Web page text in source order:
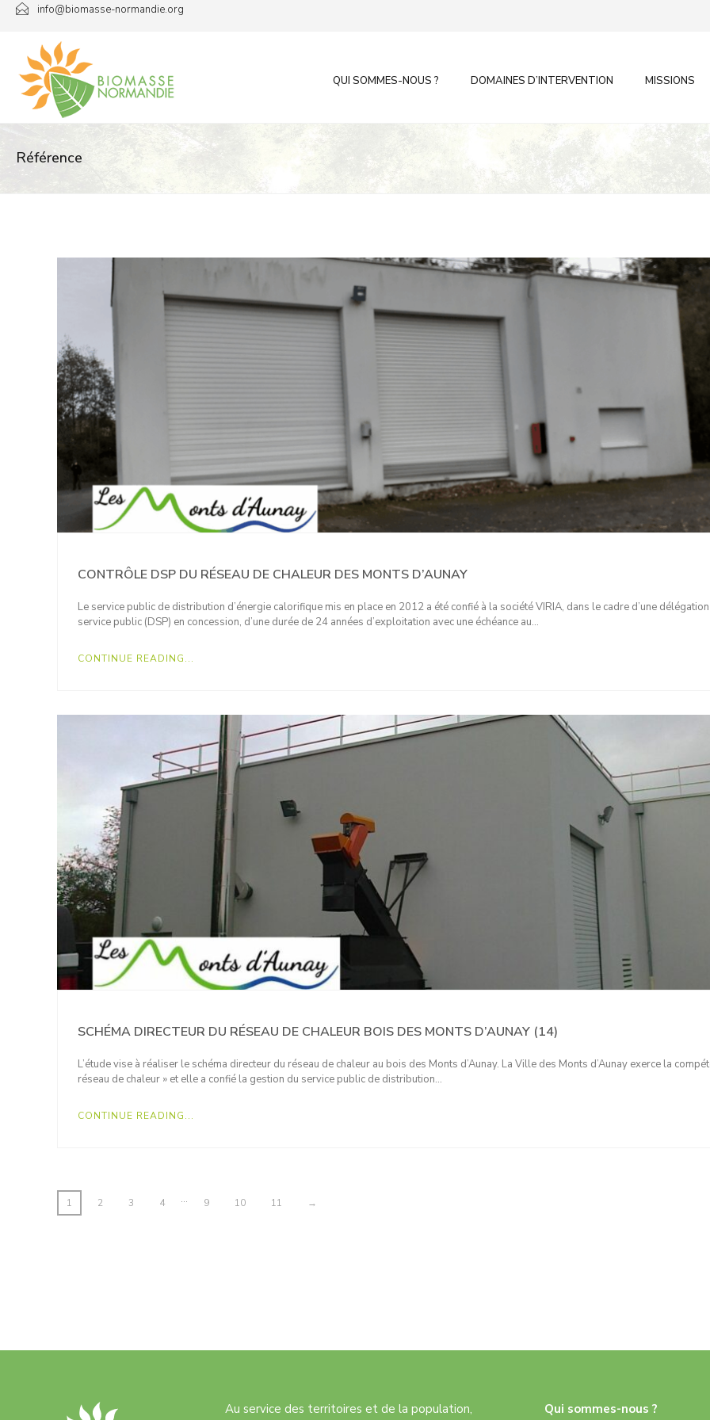
Passer
contenu
info@biomasse-normandie.org
QUI SOMMES-NOUS ? DOMAINES D’INTERVENTION MISSIONS
Référence
CONTRÔLE DSP DU RÉSEAU DE CHALEUR DES MONTS D’AUNAY
Le service public de distribution d’énergie calorifique mis en place en 2012 a été confié à la société VIRIA, dans le cadre d’une
service public (DSP) en concession, d’une durée de 24 années d’exploitation avec une échéance au…
CONTINUE READING...
SCHÉMA DIRECTEUR DU RÉSEAU DE CHALEUR BOIS DES MONTS D’AUNAY (14)
L’étude vise à réaliser le schéma directeur du réseau de chaleur au bois des Monts d’Aunay. La Ville des Monts d’Aunay exerce la
réseau de chaleur » et elle a confié la gestion du service public de distribution…
CONTINUE READING...
1 2 3 4 … 9 10 11 →
Au service des territoires et de la population, Qui sommes-nous ?